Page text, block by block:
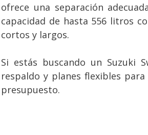
ofrece una separación
capacidad de hasta 556 litros
cortos y largos.
Si estás buscando un Suzuki
respaldo y planes flexibles para
presupuesto.